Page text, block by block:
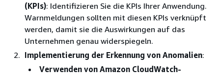
(KPIs): Identifizieren Sie die KPIs Ihrer Anwendung.
Warnmeldungen sollten mit diesen KPIs verknüpft
werden, damit sie die Auswirkungen auf das
Unternehmen genau widerspiegeln.
Implementierung der Erkennung von Anomalien:
Verwenden von Amazon CloudWatch-